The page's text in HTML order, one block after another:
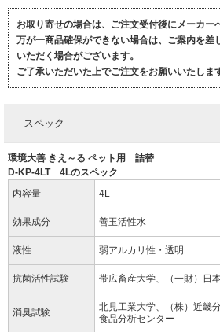
お取り寄せの場合は、ご注文受付後にメーカー
万が一商品確保ができない場合は、ご案内を差
いただく場合がございます。
ご了承いただいた上でご注文をお願いいたしま
スペック
環境大善 きえ～る ペット用 詰替
D-KP-4LT 4Lのスペック
内容量
4L
効果成分 善玉活性水
液性 弱アルカリ性・透明
抗菌活性試験 帯広畜産大学、（一財）日
消臭試験
北見工業大学、（株）近畿
食品分析センター